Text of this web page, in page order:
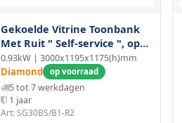
Gekoelde Vitrine Toonbank
Met Ruit " Self-service ", op
Sokkels
0.93kW | 3000x1195x1175(h)mm
Diamond op voorraad
5 tot 7 werkdagen
1 jaar
Art: SG30BS/B1-R2